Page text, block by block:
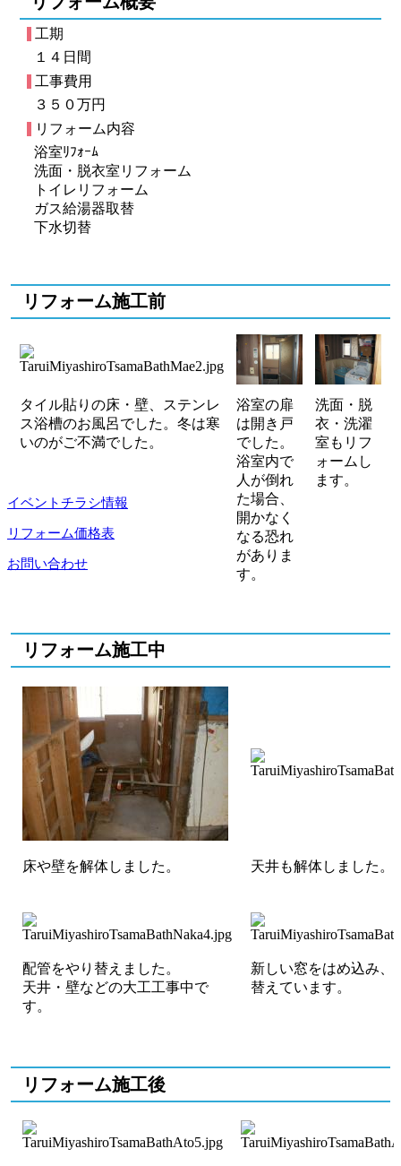
イベントチラシ情報
リフォーム価格表
お問い合わせ
工期
１４日間
工事費用
３５０万円
リフォーム内容
浴室ﾘﾌｫｰﾑ
洗面・脱衣室リフォーム
トイレリフォーム
ガス給湯器取替
下水切替
リフォーム施工前
タイル貼りの床・壁、ステンレ
ス浴槽のお風呂でした。冬は寒
いのがご不満でした。
浴室の扉
は開き戸
でした。
浴室内で
人が倒れ
た場合、
開かなく
なる恐れ
がありま
す。
洗面・脱
衣・洗濯
室もリフ
ォームし
ます。
リフォーム施工中
床や壁を解体しました。 天井も解体しました。
配管をやり替えました。
天井・壁などの大工工事中で
す。
新しい窓をはめ込み、
替えています。
リフォーム施工後